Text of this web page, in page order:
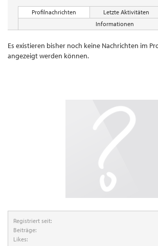
Registriert seit:
Beiträge:
Likes:
Profilnachrichten Letzte Aktivitäten
Informationen
Es existieren bisher noch keine Nachrichten im
angezeigt werden können.